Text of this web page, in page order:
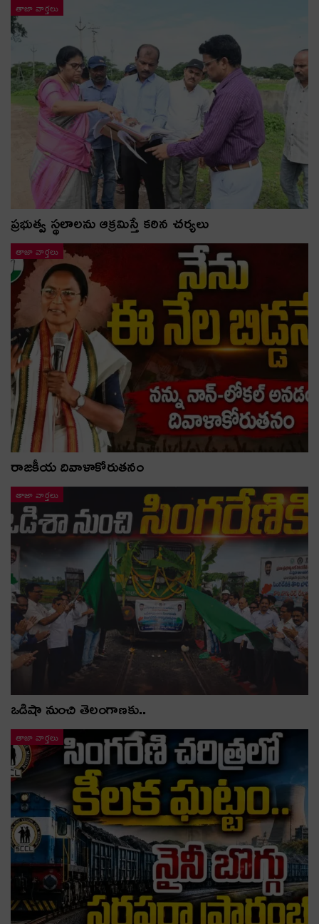
తాజా వార్తలు
ప్రభుత్వ స్థలాలను ఆక్రమిస్తే కఠిన చర్యలు
తాజా వార్తలు
రాజకీయ దివాళాకోరుతనం
తాజా వార్తలు
ఒడిషా నుంచి తెలంగాణ‌కు..
తాజా వార్తలు